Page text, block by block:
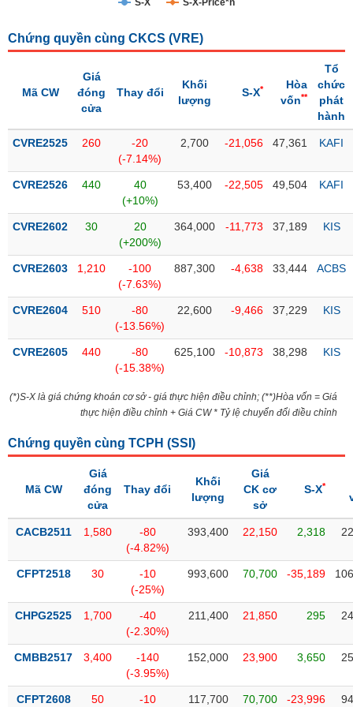
thái
thị
Niêm
Niêm
mới
yết
bổ
Hủy
đặc
Không
ký
quỹ
Danh
mục
phiếu
chi
S-X S-X-Price*n
Chứng quyền cùng CKCS (VRE)
Mã CW
Giá
đóng
cửa
Thay đổi
Khối
lượng
S-X*
Hòa
vốn**
Tổ
chức
phát
hành
CVRE2525 260
-20
(-7.14%)
2,700 -21,056 47,361 KAFI
CVRE2526 440
40
(+10%)
53,400 -22,505 49,504 KAFI
CVRE2602 30
20
(+200%)
364,000 -11,773 37,189 KIS
CVRE2603 1,210
-100
(-7.63%)
887,300 -4,638 33,444 ACBS
CVRE2604 510
-80
(-13.56%)
22,600 -9,466 37,229 KIS
CVRE2605 440
-80
(-15.38%)
625,100 -10,873 38,298 KIS
(*)S-X là giá chứng khoán cơ sở - giá thực hiện điều chỉnh; (**)Hòa vốn = Giá
thực hiện điều chỉnh + Giá CW * Tỷ lệ chuyển đổi điều chỉnh
Chứng quyền cùng TCPH (SSI )
Mã CW
Giá
đóng
cửa
Thay đổi
Khối
lượng
Giá
CK cơ
sở
S-X*
CACB2511 1,580
-80
(-4.82%)
393,400 22,150 2,318
CFPT2518 30
-10
(-25%)
993,600 70,700 -35,189
CHPG2525 1,700
-40
(-2.30%)
211,400 21,850 295
CMBB2517 3,400
-140
(-3.95%)
152,000 23,900 3,650
CFPT2608 50 -10 117,700 70,700 -23,996
NGÀNH
NGHIỆP
PHIẾU
PHÁI
TRÁI
PHIẾU
CỤ
ĐẦU
XUẤT
LIỆU
TIN
(-)